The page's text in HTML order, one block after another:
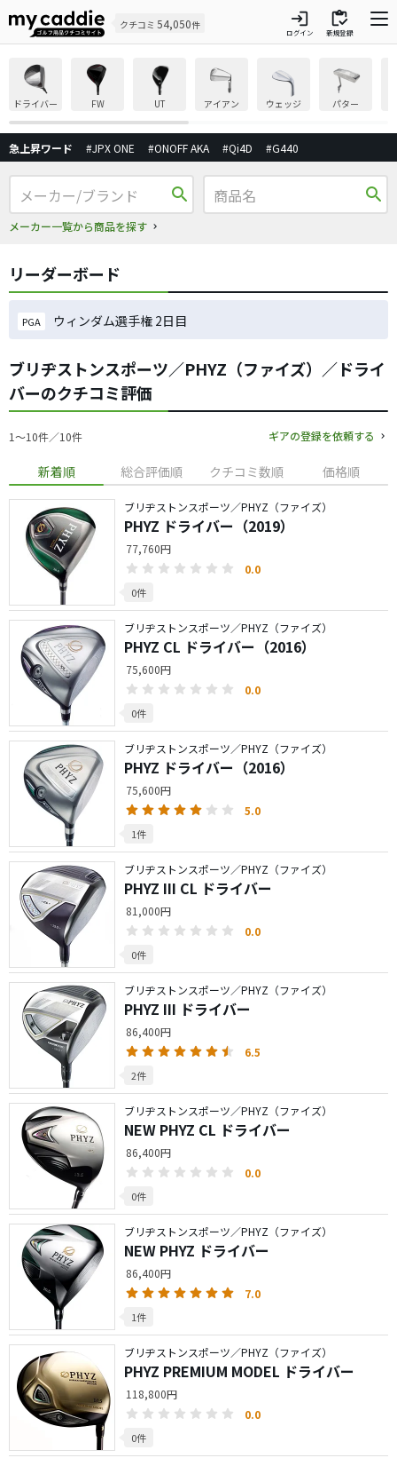
クチコミ 54,050件 login
ログイン
inventory
新規登録
ドライバー FW UT アイアン ウェッジ パター
急上昇ワード #JPX ONE #ONOFF AKA #Qi4D #G440
search
メーカー一覧から商品を探す
search
リーダーボード
PGA ウィンダム選手権 2日目
ブリヂストンスポーツ／PHYZ（ファイズ）／ドライ
バーのクチコミ評価
1〜10件／10件 ギアの登録を依頼する
新着順 総合評価順 クチコミ数順 価格順
ブリヂストンスポーツ／PHYZ（ファイズ）
PHYZ ドライバー（2019）
77,760円
0.0
0件
ブリヂストンスポーツ／PHYZ（ファイズ）
PHYZ CL ドライバー（2016）
75,600円
0.0
0件
ブリヂストンスポーツ／PHYZ（ファイズ）
PHYZ ドライバー（2016）
75,600円
5.0
1件
ブリヂストンスポーツ／PHYZ（ファイズ）
PHYZ III CL ドライバー
81,000円
0.0
0件
ブリヂストンスポーツ／PHYZ（ファイズ）
PHYZ III ドライバー
86,400円
6.5
2件
ブリヂストンスポーツ／PHYZ（ファイズ）
NEW PHYZ CL ドライバー
86,400円
0.0
0件
ブリヂストンスポーツ／PHYZ（ファイズ）
NEW PHYZ ドライバー
86,400円
7.0
1件
ブリヂストンスポーツ／PHYZ（ファイズ）
PHYZ PREMIUM MODEL ドライバー
118,800円
0.0
0件